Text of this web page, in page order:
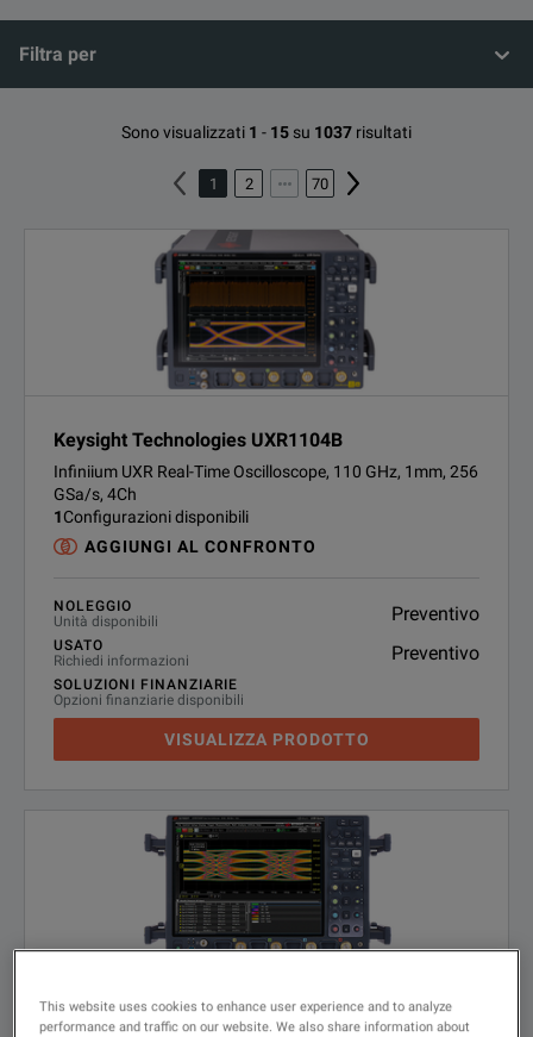
Filtra per
Sono visualizzati 1 - 15 su 1037 risultati
1 2 70
Keysight Technologies UXR1104B
Infiniium UXR Real-Time Oscilloscope, 110 GHz, 1mm, 256
GSa/s, 4Ch
1Configurazioni disponibili
AGGIUNGI AL CONFRONTO
NOLEGGIO
Unità disponibili
Preventivo
USATO
Richiedi informazioni
Preventivo
SOLUZIONI FINANZIARIE
Opzioni finanziarie disponibili
VISUALIZZA PRODOTTO
Keysight Technologies UXR0334B
This website uses cookies to enhance user experience and to analyze
performance and traffic on our website. We also share information about